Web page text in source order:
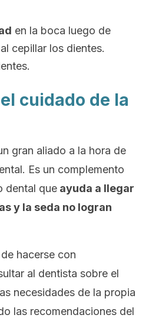
en la boca luego de
cepillar los dientes.
cuidado de la
gran aliado a la hora de
Es un complemento
dental que ayuda a llegar
y la seda no logran
hacerse con
al dentista sobre el
necesidades de la propia
las recomendaciones del